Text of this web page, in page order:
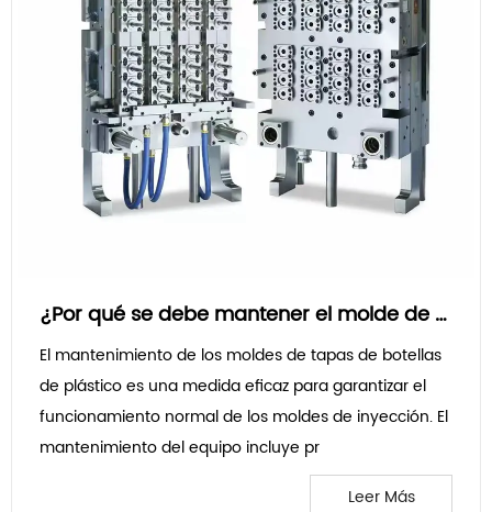
¿Por qué se debe mantener el molde de preformas de PET?
El mantenimiento de los moldes de tapas de botellas
de plástico es una medida eficaz para garantizar el
funcionamiento normal de los moldes de inyección. El
mantenimiento del equipo incluye pr
Leer Más